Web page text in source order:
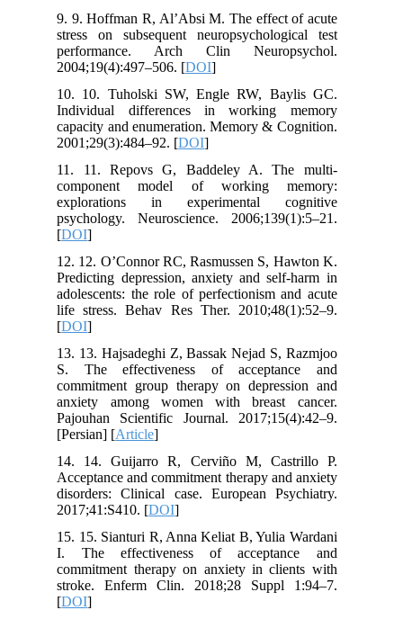
9. 9. Hoffman R, Al’Absi M. The effect of acute
stress on subsequent neuropsychological test
performance. Arch Clin Neuropsychol.
2004;19(4):497–506. [DOI
10. 10. Tuholski SW, Engle RW, Baylis GC.
Individual differences in working memory
capacity and enumeration. Memory & Cognition.
2001;29(3):484–92. [DOI
11. 11. Repovs G, Baddeley A. The multi-
component model of working memory:
explorations in experimental cognitive
psychology. Neuroscience. 2006;139(1):5–21.
[DOI
12. 12. O’Connor RC, Rasmussen S, Hawton K.
Predicting depression, anxiety and self-harm in
adolescents: the role of perfectionism and acute
life stress. Behav Res Ther. 2010;48(1):52–9.
[DOI
13. 13. Hajsadeghi Z, Bassak Nejad S, Razmjoo
S. The effectiveness of acceptance and
commitment group therapy on depression and
anxiety among women with breast cancer.
Pajouhan Scientific Journal. 2017;15(4):42–9.
[Persian] [Article
14. 14. Guijarro R, Cerviño M, Castrillo P.
Acceptance and commitment therapy and anxiety
disorders: Clinical case. European Psychiatry.
2017;41:S410. [DOI
15. 15. Sianturi R, Anna Keliat B, Yulia Wardani
I. The effectiveness of acceptance and
commitment therapy on anxiety in clients with
stroke. Enferm Clin. 2018;28 Suppl 1:94–7.
[DOI